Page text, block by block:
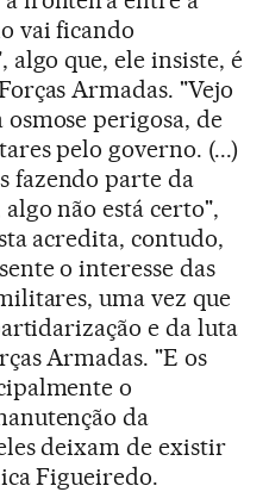
vai ficando
que, ele insiste, é
Armadas. "Vejo
perigosa, de
pelo governo. (...)
fazendo parte da
não está certo",
acredita, contudo,
o interesse das
uma vez que
e da luta
Armadas. "E os
o
da
deixam de existir
Figueiredo.